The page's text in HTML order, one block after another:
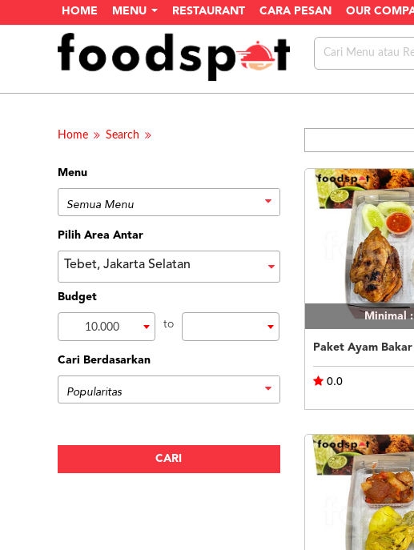
HOME MENU RESTAURANT CARA PESAN OUR
Home Search
Menu
Pilih Area Antar
Tebet, Jakarta Selatan
Budget
10.000 to
Cari Berdasarkan
Minimal
Paket Ayam
0.0